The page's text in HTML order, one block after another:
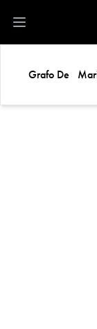
Open main menu
Grafo De